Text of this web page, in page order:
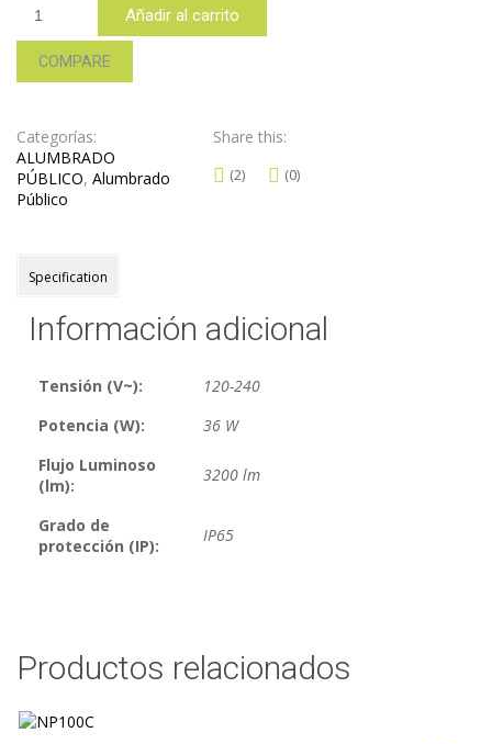
cantidad
Añadir al carrito
COMPARE
Categorías:
ALUMBRADO
PÚBLICO, Alumbrado
Público
Share this:
(2) (0)
Specification
Información adicional
Tensión (V~):
120-240
Potencia (W):
36 W
Flujo Luminoso
(lm):
3200 lm
Grado de
protección (IP):
IP65
Productos relacionados